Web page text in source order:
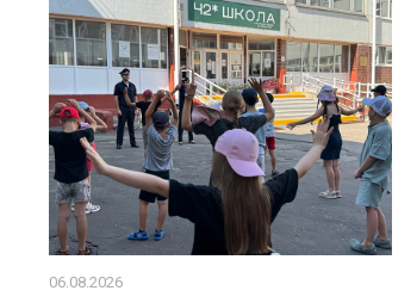
06.08.2026